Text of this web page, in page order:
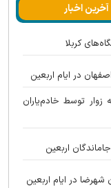
آخرین اخبار
کربلا
به زوار توسط خادم‌یاران